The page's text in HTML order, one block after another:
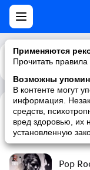
Применяются
Прочитать
Возможны
В контенте могут
информация.
средств,
вред здоровью, их
установленную
Каталог
pop /
Pop